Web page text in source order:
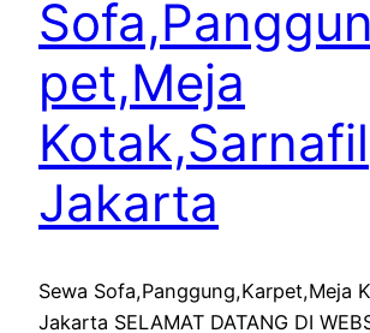
pet,Meja
Kotak,Sarnafil
Jakarta
Sewa Sofa,Panggung,Karpet,Meja
Jakarta SELAMAT DATANG DI